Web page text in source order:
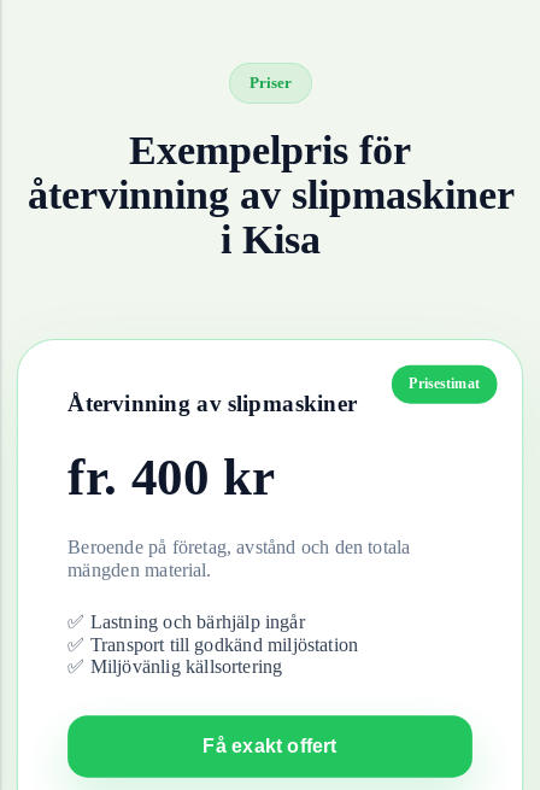
Priser
Exempelpris för
återvinning av slipmaskiner
i Kisa
Prisestimat
Återvinning av slipmaskiner
fr. 400 kr
Beroende på företag, avstånd och den totala
mängden material.
✅ Lastning och bärhjälp ingår
✅ Transport till godkänd miljöstation
✅ Miljövänlig källsortering
Få exakt offert